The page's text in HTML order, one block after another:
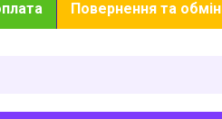
Повернення та обмін